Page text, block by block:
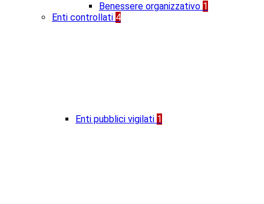
Benessere organizzativo 1
Enti controllati 4
Enti pubblici vigilati 1